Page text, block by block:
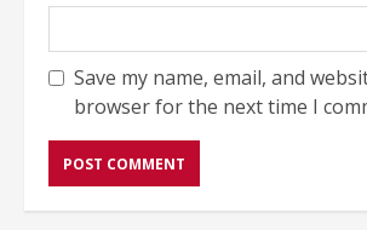
Save my name, email, and
browser for the next time I